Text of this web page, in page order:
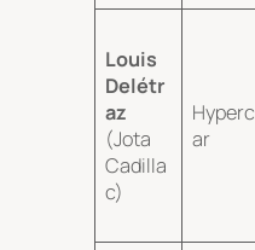
Louis
Delétr
az
(Jota
Cadilla
c)
Hyperc
ar